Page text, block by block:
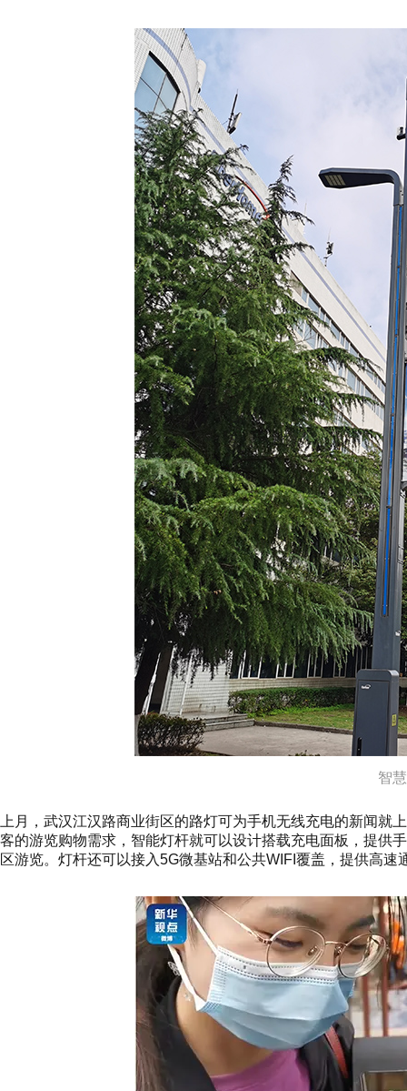
智
上月，武汉江汉路商业街区的路灯可为手机无线充电的新闻就
客的游览购物需求，智能灯杆就可以设计搭载充电面板，提供
区游览。灯杆还可以接入5G微基站和公共WIFI覆盖，提供高